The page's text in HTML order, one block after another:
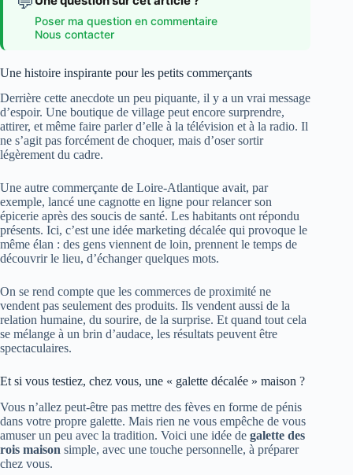
Poser ma question en commentaire
Nous contacter
Une histoire inspirante pour les petits commerçants
Derrière cette anecdote un peu piquante, il y a un vrai message
d’espoir. Une boutique de village peut encore surprendre,
attirer, et même faire parler d’elle à la télévision et à la radio. Il
ne s’agit pas forcément de choquer, mais d’oser sortir
légèrement du cadre.
Une autre commerçante de Loire-Atlantique avait, par
exemple, lancé une cagnotte en ligne pour relancer son
épicerie après des soucis de santé. Les habitants ont répondu
présents. Ici, c’est une idée marketing décalée qui provoque le
même élan : des gens viennent de loin, prennent le temps de
découvrir le lieu, d’échanger quelques mots.
On se rend compte que les commerces de proximité ne
vendent pas seulement des produits. Ils vendent aussi de la
relation humaine, du sourire, de la surprise. Et quand tout cela
se mélange à un brin d’audace, les résultats peuvent être
spectaculaires.
Et si vous testiez, chez vous, une « galette décalée » maison ?
Vous n’allez peut-être pas mettre des fèves en forme de pénis
dans votre propre galette. Mais rien ne vous empêche de vous
amuser un peu avec la tradition. Voici une idée de galette des
rois maison simple, avec une touche personnelle, à préparer
chez vous.